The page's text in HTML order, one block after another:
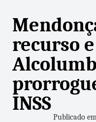
recurso
INSS
Publicado